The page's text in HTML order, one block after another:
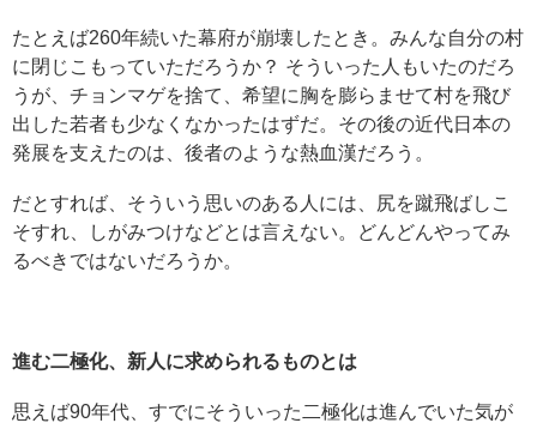
たとえば260年続いた幕府が崩壊したとき。みんな自分の村
に閉じこもっていただろうか？ そういった人もいたのだろ
うが、チョンマゲを捨て、希望に胸を膨らませて村を飛び
出した若者も少なくなかったはずだ。その後の近代日本の
発展を支えたのは、後者のような熱血漢だろう。
だとすれば、そういう思いのある人には、尻を蹴飛ばしこ
そすれ、しがみつけなどとは言えない。どんどんやってみ
るべきではないだろうか。
進む二極化、新人に求められるものとは
思えば90年代、すでにそういった二極化は進んでいた気が